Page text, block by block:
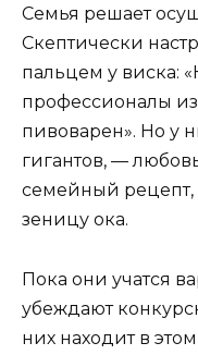
Семья решает
Скептически
пальцем у виска:
профессионалы
пивоварен». Но у
гигантов, —
семейный рецепт,
зеницу ока.
Пока они учатся
убеждают
них находит в